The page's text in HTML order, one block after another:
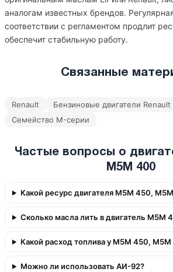
аналогам известных брендов.
соответствии с регламентом продлит
обеспечит стабильную работу.
Связанные
Renault
Бензиновые двигатели Renault
Семейство M-серии
Частые вопросы о
M5M 400
Какой ресурс двигателя M5M 450,
Сколько масла лить в двигатель M5M
Какой расход топлива у M5M 450,
Можно ли использовать АИ-92?